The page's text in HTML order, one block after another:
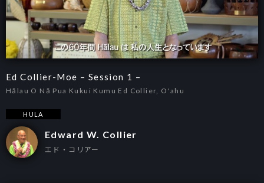
Ed Collier-Moe – Session 1 –
Hālau O Nā Pua Kukui Kumu Ed Collier, O'ahu
HULA
Edward W. Collier
エド・コリアー